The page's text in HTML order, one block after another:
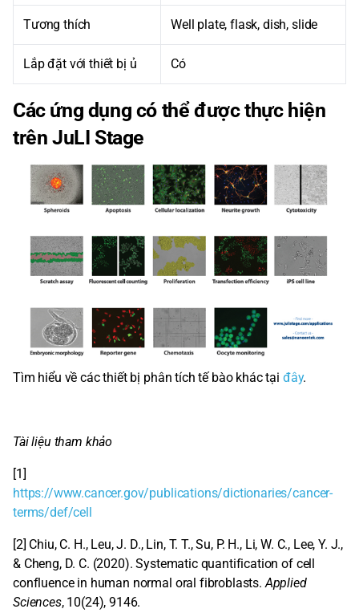
Tương thích Well plate, flask, dish, slide
Lắp đặt với thiết bị ủ Có
Các ứng dụng có thể được thực hiện
trên JuLI Stage
Tìm hiểu về các thiết bị phân tích tế bào khác tại đây.
Tài liệu tham khảo
[1]
https://www.cancer.gov/publications/dictionaries/cancer-
terms/def/cell
[2] Chiu, C. H., Leu, J. D., Lin, T. T., Su, P. H., Li, W. C., Lee, Y. J.,
& Cheng, D. C. (2020). Systematic quantification of cell
confluence in human normal oral fibroblasts. Applied
Sciences, 10(24), 9146.